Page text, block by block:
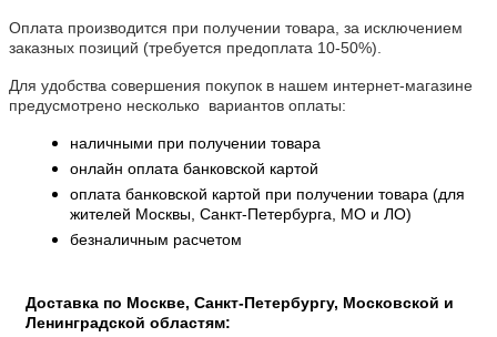
Оплата производится при получении товара, за исключением
заказных позиций (требуется предоплата 10-50%).
Для удобства совершения покупок в нашем интернет-магазине
предусмотрено несколько вариантов оплаты:
наличными при получении товара
онлайн оплата банковской картой
оплата банковской картой при получении товара (для
жителей Москвы, Санкт-Петербурга, МО и ЛО)
безналичным расчетом
Доставка по Москве, Санкт-Петербургу, Московской и
Ленинградской областям: